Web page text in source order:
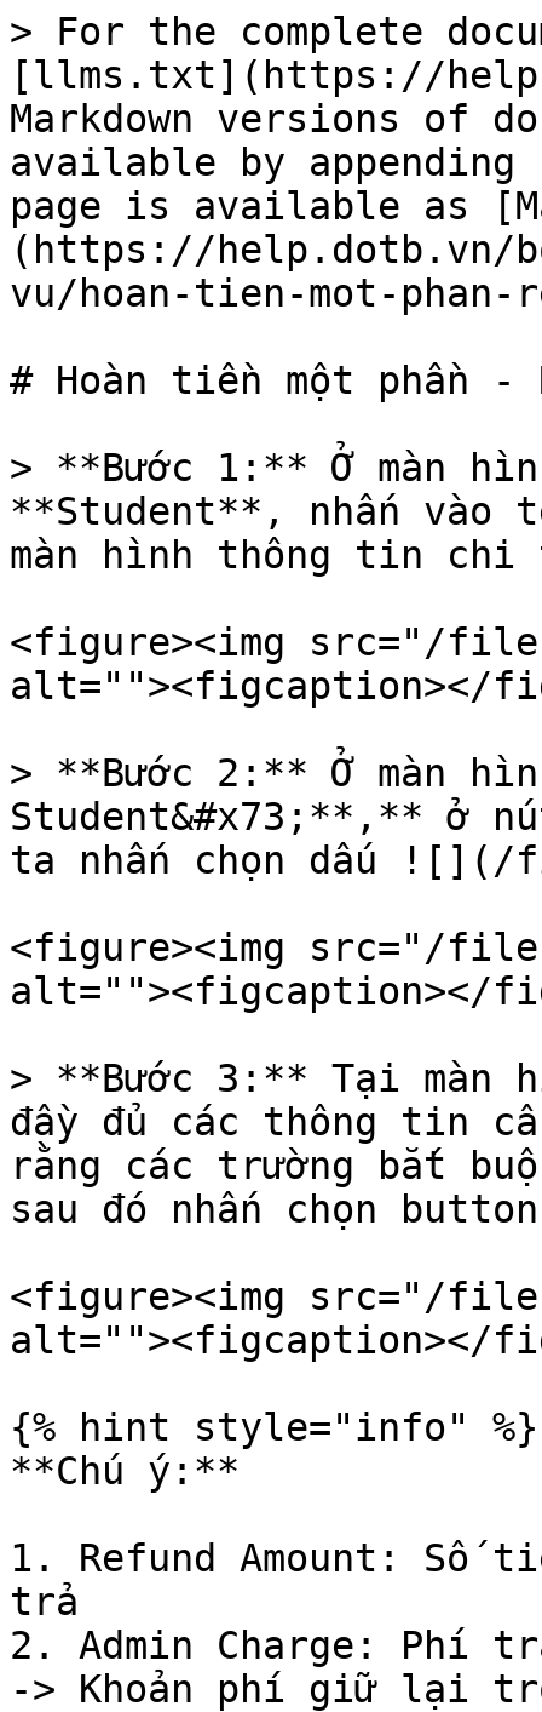
> For the complete
[llms.txt](https://
Markdown versions of
available by
page is available as
(https://help.dotb.vn/
vu/hoan-tien-mot-phan-
# Hoàn tiền một phần -
> **Bước 1:** Ở màn
**Student**, nhấn vào
màn hình thông tin
<figure><img src="/files/
alt=""><figcaption></
> **Bước 2:** Ở màn
Student&#x73;**,** ở
ta nhấn chọn dấu ![](/
<figure><img src="/
alt=""><figcaption></
> **Bước 3:** Tại màn
đầy đủ các thông tin
rằng các trường bắt
sau đó nhấn chọn
<figure><img src="/files/
alt=""><figcaption></
{% hint style="info" %}
**Chú ý:**
1. Refund Amount: Số
trả
2. Admin Charge: Phí
-> Khoản phí giữ lại